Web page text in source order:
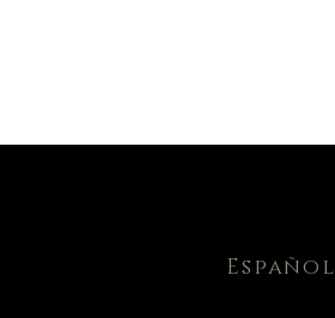
Español